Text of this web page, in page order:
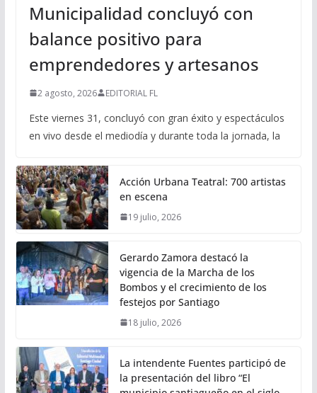
Municipalidad concluyó con
balance positivo para
emprendedores y artesanos
2 agosto, 2026 EDITORIAL FL
Este viernes 31, concluyó con gran éxito y espectáculos
en vivo desde el mediodía y durante toda la jornada, la
Acción Urbana Teatral: 700 artistas
en escena
19 julio, 2026
Gerardo Zamora destacó la
vigencia de la Marcha de los
Bombos y el crecimiento de los
festejos por Santiago
18 julio, 2026
La intendente Fuentes participó de
la presentación del libro “El